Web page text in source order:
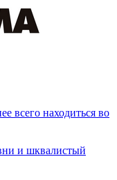
всего находиться во
и шквалистый